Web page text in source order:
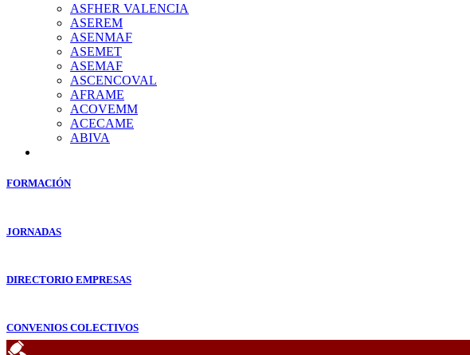
ASFHER VALENCIA
ASEREM
ASENMAF
ASEMET
ASEMAF
ASCENCOVAL
AFRAME
ACOVEMM
ACECAME
ABIVA
FORMACIÓN
JORNADAS
DIRECTORIO EMPRESAS
CONVENIOS COLECTIVOS